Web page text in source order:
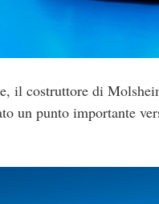
il costruttore di
un punto importante